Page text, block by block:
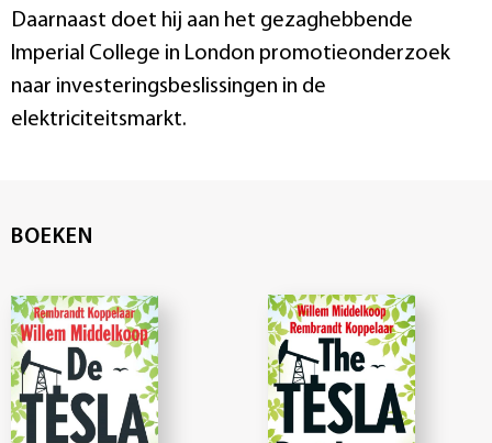
Daarnaast doet hij aan het gezaghebbende
Imperial College in London promotieonderzoek
naar investeringsbeslissingen in de
elektriciteitsmarkt.
BOEKEN